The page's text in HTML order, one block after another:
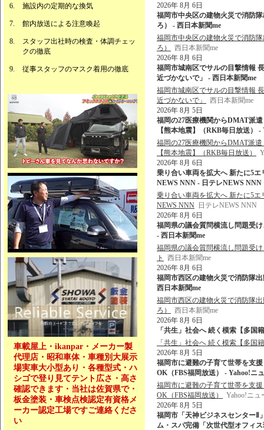
施設内の定期的な換気
館内放送による注意喚起
スタッフ出社時の検査・体調チェッ
クの徹底
従事スタッフのマスク着用の徹底
車載屋上・ikanpar・メーカー製
代理店・昭和車体・車種別大展示
場実車大小型あり・各種型式・ハ
シゴで登り見てテント広さ・高さ
確認できます・当社は佐賀県で・
板金塗装・車検点検認定有資格メ
ーカー認定工場ですご連絡くださ
い
2026年 8月 6日
福岡市中央区の建物火災で消防
ろ） - 西日本新聞me
福岡市中央区の建物火災で消防
ろ）
西日本新聞me
2026年 8月 6日
福岡市城南区でサルの目撃情報
近づかないで」 - 西日本新聞me
福岡市城南区でサルの目撃情報
近づかないで」
西日本新聞me
2026年 8月 5日
福岡の27医療機関からDMAT派
【熊本地震】（RKB毎日放送）
福岡の27医療機関からDMAT派
【熊本地震】（RKB毎日放送）
2026年 8月 6日
乗り合い車両を拡大へ 新たに5エ
NEWS NNN - 日テレNEWS NNN
乗り合い車両を拡大へ 新たに5エ
NEWS NNN 日テレNEWS NNN
2026年 8月 6日
福岡県の議会質問横流し問題受
- 西日本新聞me
福岡県の議会質問横流し問題受
ト
西日本新聞me
2026年 8月 6日
福岡市西区の建物火災で消防隊
西日本新聞me
福岡市西区の建物火災で消防隊
ろ）
西日本新聞me
2026年 8月 6日
「共生」社会へ 続く模索【多国
「共生」社会へ 続く模索【多国
2026年 8月 5日
福岡市に避難の子育て世帯を支
OK（FBS福岡放送） - Yahoo!ニ
福岡市に避難の子育て世帯を支
OK（FBS福岡放送）
Yahoo!ニュ
2026年 8月 5日
福岡市「天神ビジネスセンター
ム・スパ完備「次世代型オフィ